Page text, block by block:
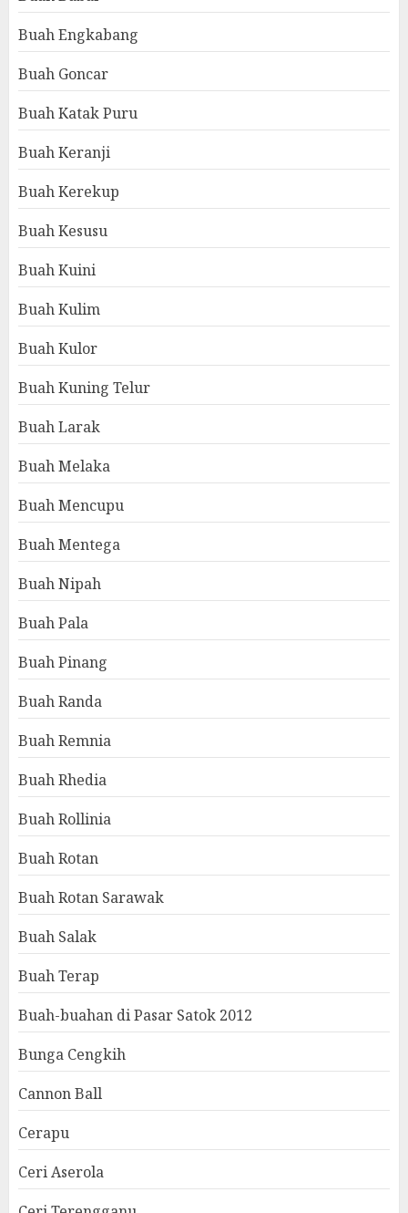
Buah Engkabang
Buah Goncar
Buah Katak Puru
Buah Keranji
Buah Kerekup
Buah Kesusu
Buah Kuini
Buah Kulim
Buah Kulor
Buah Kuning Telur
Buah Larak
Buah Melaka
Buah Mencupu
Buah Mentega
Buah Nipah
Buah Pala
Buah Pinang
Buah Randa
Buah Remnia
Buah Rhedia
Buah Rollinia
Buah Rotan
Buah Rotan Sarawak
Buah Salak
Buah Terap
Buah-buahan di Pasar Satok 2012
Bunga Cengkih
Cannon Ball
Cerapu
Ceri Aserola